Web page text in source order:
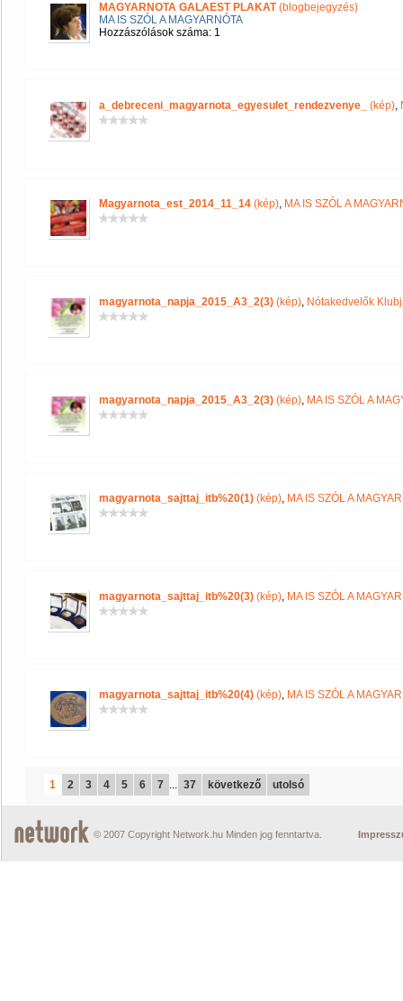
MAGYARNOTA GALAEST PLAKAT(blogbejegyzés)
MA IS SZÓL A MAGYARNÓTA
Hozzászólások száma: 1
a_debreceni_magyarnota_egyesulet_rendezvenye_ (kép),
Magyarnota_est_2014_11_14 (kép), MA IS SZÓL A
magyarnota_napja_2015_A3_2(3) (kép), Nótakedvelők
magyarnota_napja_2015_A3_2(3) (kép), MA IS SZÓL A
magyarnota_sajttaj_itb%20(1) (kép), MA IS SZÓL A
magyarnota_sajttaj_itb%20(3) (kép), MA IS SZÓL A
magyarnota_sajttaj_itb%20(4) (kép), MA IS SZÓL A
1 2 3 4 5 6 7 ... 37 következő utolsó
© 2007 Copyright Network.hu Minden jog fenntartva.